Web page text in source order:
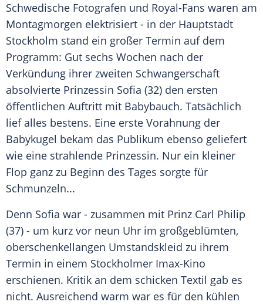
Schwedische Fotografen und Royal-Fans waren am
Montagmorgen elektrisiert - in der Hauptstadt
Stockholm stand ein großer Termin auf dem
Programm: Gut sechs Wochen nach der
Verkündung ihrer zweiten Schwangerschaft
absolvierte Prinzessin Sofia (32) den ersten
öffentlichen Auftritt mit Babybauch. Tatsächlich
lief alles bestens. Eine erste Vorahnung der
Babykugel bekam das Publikum ebenso geliefert
wie eine strahlende Prinzessin. Nur ein kleiner
Flop ganz zu Beginn des Tages sorgte für
Schmunzeln...
Denn Sofia war - zusammen mit Prinz Carl Philip
(37) - um kurz vor neun Uhr im großgeblümten,
oberschenkellangen Umstandskleid zu ihrem
Termin in einem Stockholmer Imax-Kino
erschienen. Kritik an dem schicken Textil gab es
nicht. Ausreichend warm war es für den kühlen